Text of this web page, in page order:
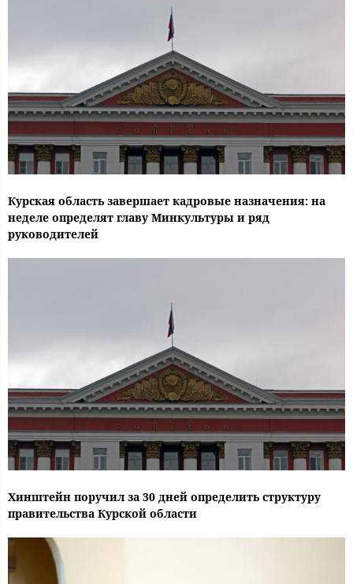
Курская область завершает кадровые назначения: на
неделе определят главу Минкультуры и ряд
руководителей
Хинштейн поручил за 30 дней определить структуру
правительства Курской области